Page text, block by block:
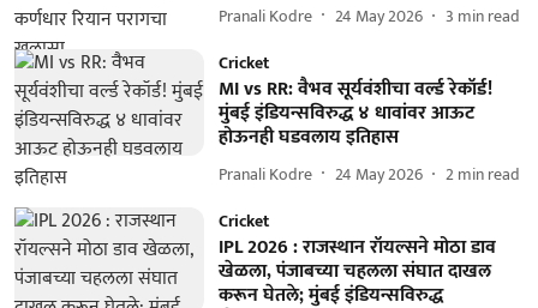
Pranali Kodre 24 May 2026 3 min read
Cricket
MI vs RR: वैभव सूर्यवंशीचा वर्ल्ड रेकॉर्ड!
मुंबई इंडियन्सविरुद्ध ४ धावांवर आऊट
होऊनही घडवलाय इतिहास
Pranali Kodre 24 May 2026 2min read
Cricket
IPL 2026 : राजस्थान रॉयल्सने मोठा डाव
खेळला, पंजाबच्या चहलला संघात दाखल
करून घेतले; मुंबई इंडियन्सविरुद्ध